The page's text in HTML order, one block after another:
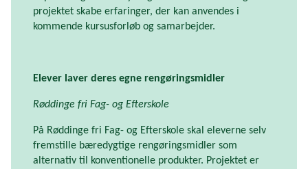
projektet skabe erfaringer, der kan anvendes i
kommende kursusforløb og samarbejder.
Elever laver deres egne rengøringsmidler
Røddinge fri Fag- og Efterskole
På Røddinge fri Fag- og Efterskole skal eleverne selv
fremstille bæredygtige rengøringsmidler som
alternativ til konventionelle produkter. Projektet er